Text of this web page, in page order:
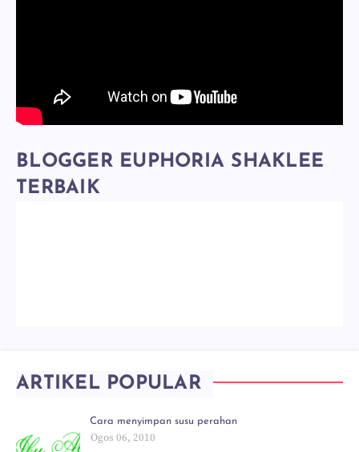
BLOGGER EUPHORIA SHAKLEE
TERBAIK
ARTIKEL POPULAR
Cara menyimpan susu perahan
Ogos 06, 2010